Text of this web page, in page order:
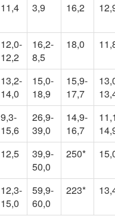
11,4 3,9 16,2
12,0-
12,2
16,2-
8,5
18,0
13,2-
14,0
15,0-
18,9
15,9-
17,7
9,3-
15,6
26,9-
39,0
14,9-
16,7
12,5
39,9-
50,0
250*
12,3-
15,0
59,9-
60,0
223*